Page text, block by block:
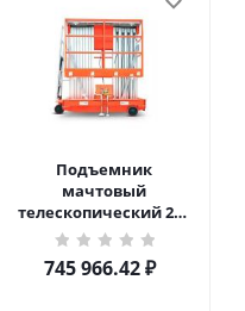
Подъемник
мачтовый
телескопический 200
кг 10 м TOR GTWY10-
200S DC 2-мачтовый
(автономный) (N) в
745 966.42₽